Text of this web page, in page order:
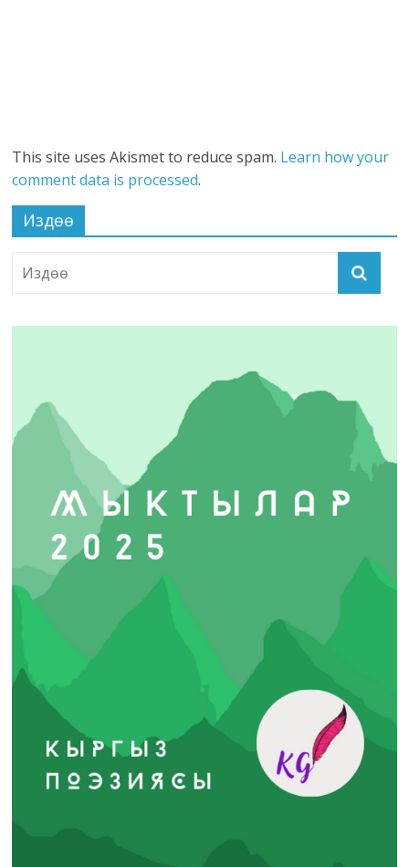
This site uses Akismet to reduce spam. Learn how your
comment data is processed.
Издөө